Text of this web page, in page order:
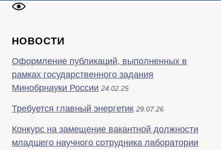
НОВОСТИ
Оформление публикаций, выполненных в
рамках государственного задания
Минобрнауки России 24.02.25
Требуется главный энергетик 29.07.26
Конкурс на замещение вакантной должности
младшего научного сотрудника лаборатории